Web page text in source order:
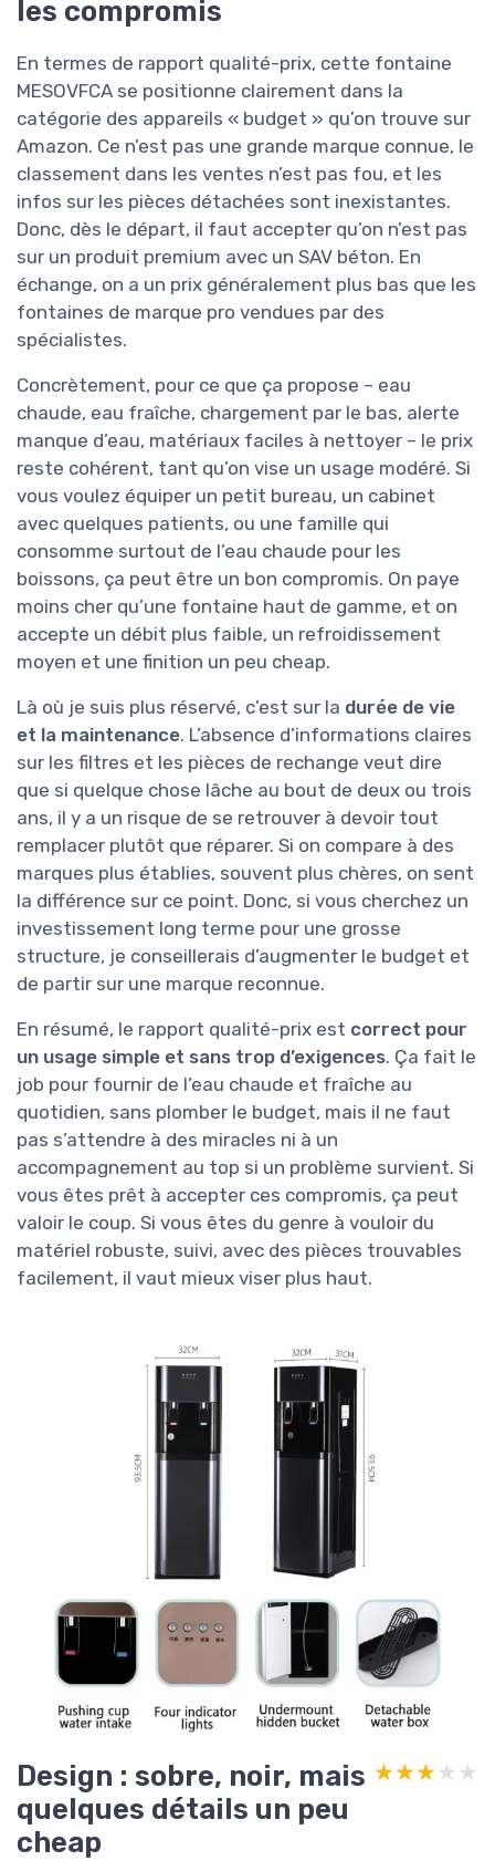
les compromis
En termes de rapport qualité-prix, cette fontaine
MESOVFCA se positionne clairement dans la
catégorie des appareils « budget » qu’on trouve sur
Amazon. Ce n’est pas une grande marque connue, le
classement dans les ventes n’est pas fou, et les
infos sur les pièces détachées sont inexistantes.
Donc, dès le départ, il faut accepter qu’on n’est pas
sur un produit premium avec un SAV béton. En
échange, on a un prix généralement plus bas que les
fontaines de marque pro vendues par des
spécialistes.
Concrètement, pour ce que ça propose – eau
chaude, eau fraîche, chargement par le bas, alerte
manque d’eau, matériaux faciles à nettoyer – le prix
reste cohérent, tant qu’on vise un usage modéré. Si
vous voulez équiper un petit bureau, un cabinet
avec quelques patients, ou une famille qui
consomme surtout de l’eau chaude pour les
boissons, ça peut être un bon compromis. On paye
moins cher qu’une fontaine haut de gamme, et on
accepte un débit plus faible, un refroidissement
moyen et une finition un peu cheap.
Là où je suis plus réservé, c’est sur la durée de vie
et la maintenance. L’absence d’informations claires
sur les filtres et les pièces de rechange veut dire
que si quelque chose lâche au bout de deux ou trois
ans, il y a un risque de se retrouver à devoir tout
remplacer plutôt que réparer. Si on compare à des
marques plus établies, souvent plus chères, on sent
la différence sur ce point. Donc, si vous cherchez un
investissement long terme pour une grosse
structure, je conseillerais d’augmenter le budget et
de partir sur une marque reconnue.
En résumé, le rapport qualité-prix est correct pour
un usage simple et sans trop d’exigences. Ça fait le
job pour fournir de l’eau chaude et fraîche au
quotidien, sans plomber le budget, mais il ne faut
pas s’attendre à des miracles ni à un
accompagnement au top si un problème survient. Si
vous êtes prêt à accepter ces compromis, ça peut
valoir le coup. Si vous êtes du genre à vouloir du
matériel robuste, suivi, avec des pièces trouvables
facilement, il vaut mieux viser plus haut.
Design : sobre, noir, mais
quelques détails un peu
cheap
★★★★★
★★★★★